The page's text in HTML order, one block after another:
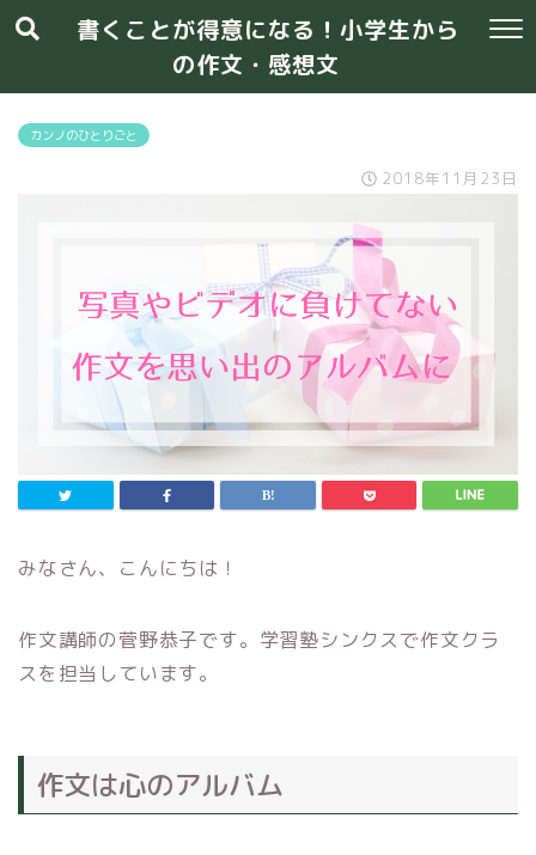
書くことが得意になる！小学生から
の作文・感想文
カンノのひとりごと
2018年11月23日
みなさん、こんにちは！
作文講師の菅野恭子です。学習塾シンクスで作文クラ
スを担当しています。
作文は心のアルバム